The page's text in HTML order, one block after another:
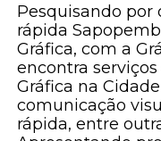
Pesquisando por
rápida
Gráfica, com a
encontra
Gráfica na
comunicação
rápida, entre